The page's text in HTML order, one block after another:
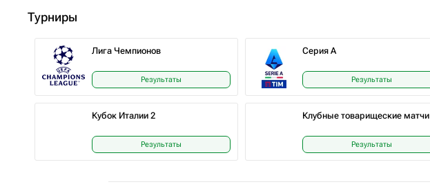
Турниры
Лига Чемпионов
Результаты
Серия А
Результаты
Кубок Италии 2
Результаты
Клубные товарищеские матчи
Результаты